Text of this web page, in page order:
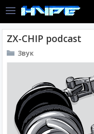
ZX-CHIP podcast
Звук